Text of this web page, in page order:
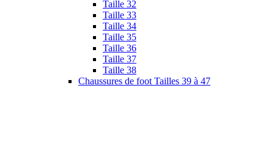
Taille 32
Taille 33
Taille 34
Taille 35
Taille 36
Taille 37
Taille 38
Chaussures de foot Tailles 39 à 47